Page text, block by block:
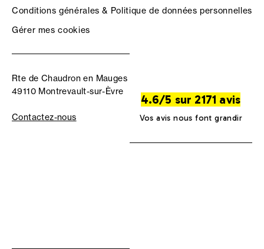
Conditions générales & Politique de données personnelles
Gérer mes cookies
Rte de Chaudron en Mauges
49110 Montrevault-sur-Èvre
Contactez-nous
4.6/5 sur 2171 avis
Vos avis nous font grandir